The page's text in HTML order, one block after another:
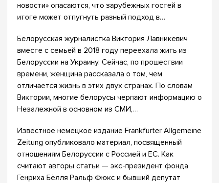
новости» опасаются, что зарубежных гостей в
итоге может отпугнуть разный подход в…
Белорусская журналистка Виктория Лавникевич
вместе с семьей в 2018 году переехала жить из
Белоруссии на Украину. Сейчас, по прошествии
времени, женщина рассказала о том, чем
отличается жизнь в этих двух странах. По словам
Виктории, многие белорусы черпают информацию о
Незалежной в основном из СМИ,…
Известное немецкое издание Frankfurter Allgemeine
Zeitung опубликовало материал, посвященный
отношениям Белоруссии с Россией и ЕС. Как
считают авторы статьи — экс-президент фонда
Генриха Бёлля Ральф Фюкс и бывший депутат